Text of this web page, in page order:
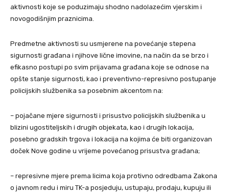
aktivnosti koje se poduzimaju shodno nadolazećim vjerskim i
novogodišnjim praznicima.
Predmetne aktivnosti su usmjerene na povećanje stepena
sigurnosti građana i njihove lične imovine, na način da se brzo i
efikasno postupi po svim prijavama građana koje se odnose na
opšte stanje sigurnosti, kao i preventivno-represivno postupanje
policijskih službenika sa posebnim akcentom na:
– pojačane mjere sigurnosti i prisustvo policijskih službenika u
blizini ugostiteljskih i drugih objekata, kao i drugih lokacija,
posebno gradskih trgova i lokacija na kojima će biti organizovan
doček Nove godine u vrijeme povećanog prisustva građana;
– represivne mjere prema licima koja protivno odredbama Zakona
o javnom redu i miru TK-a posjeduju, ustupaju, prodaju, kupuju ili